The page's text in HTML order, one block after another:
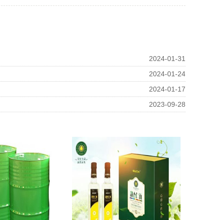
2024-01-31
2024-01-24
2024-01-17
2023-09-28